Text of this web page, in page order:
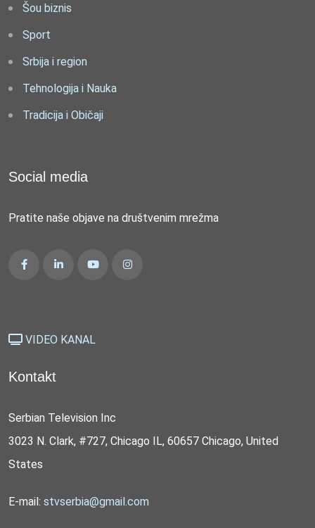
Šou biznis
Sport
Srbija i region
Tehnologija i Nauka
Tradicija i Običaji
Social media
Pratite naše objave na društvenim mrežma
VIDEO KANAL
Kontakt
Serbian Television Inc
3023 N. Clark, #727, Chicago IL, 60657 Chicago, United
States
E-mail: stvserbia@gmail.com